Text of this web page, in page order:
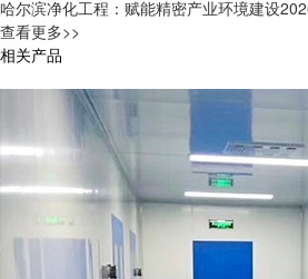
哈尔滨净化工程：赋能精密产业环境建设
查看更多>>
相关产品